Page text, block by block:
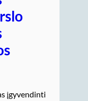
įgyvendinti